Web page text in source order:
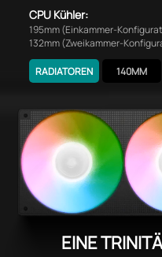
CPU Kühler:
195mm (Einkammer-
132mm (Zweikammer-
RADIATOREN 140MM
EINE